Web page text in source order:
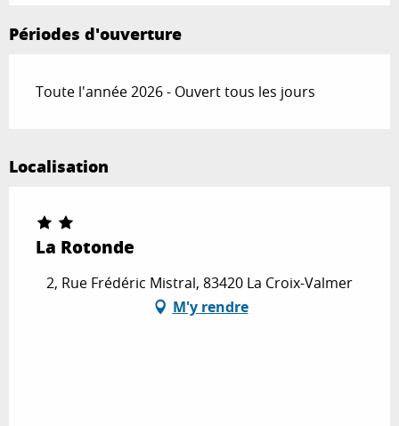
Périodes d'ouverture
Toute l'année 2026 - Ouvert tous les jours
Localisation
La Rotonde
2, Rue Frédéric Mistral, 83420 La Croix-Valmer
M'y rendre